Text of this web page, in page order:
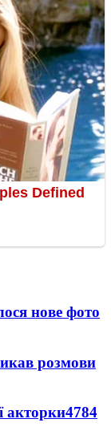
нове фото
розмови
акторки4784